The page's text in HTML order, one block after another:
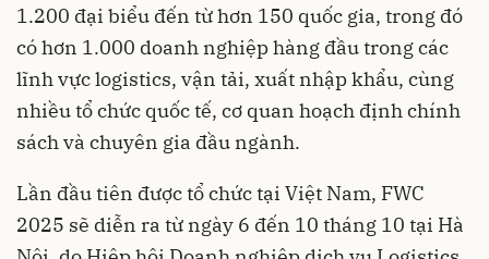
1.200 đại biểu đến từ hơn 150 quốc gia, trong đó
có hơn 1.000 doanh nghiệp hàng đầu trong các
lĩnh vực logistics, vận tải, xuất nhập khẩu, cùng
nhiều tổ chức quốc tế, cơ quan hoạch định chính
sách và chuyên gia đầu ngành.
Lần đầu tiên được tổ chức tại Việt Nam, FWC
2025 sẽ diễn ra từ ngày 6 đến 10 tháng 10 tại Hà